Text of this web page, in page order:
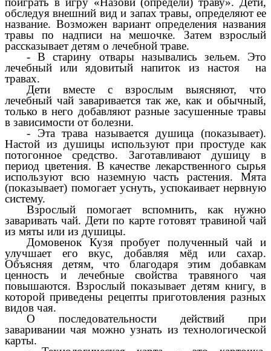
обследуя внешний вид и запах травы, определяют ее
название. Возможен вариант определения названия
травы по надписи на мешочке. Затем взрослый
рассказывает детям о лечебной траве.
- В старину отвары назывались зельем. Это
лечебный или ядовитый напиток из настоя на
травах.
Дети вместе с взрослым выясняют, что
лечебный чай заваривается так же, как и обычный,
только в него добавляют разные засушенные травы
в зависимости от болезни.
- Эта трава называется душица (показывает).
Настой из душицы используют при простуде как
потогонное средство. Заготавливают душицу в
период цветения. В качестве лекарственного сырья
используют всю наземную часть растения. Мята
(показывает) помогает уснуть, успокаивает нервную
систему.
Взрослый помогает вспомнить, как нужно
заваривать чай. Дети по карте готовят травиной чай
из мяты или из душицы.
Домовенок Кузя пробует полученный чай и
улучшает его вкус, добавляя мёд или сахар.
Объясняя детям, что благодаря этим добавкам
ценность и лечебные свойства травяного чая
повышаются. Взрослый показывает детям книгу, в
которой приведены рецепты приготовления разных
видов чая.
О последовательности действий при
заваривании чая можно узнать из технологической
карты.